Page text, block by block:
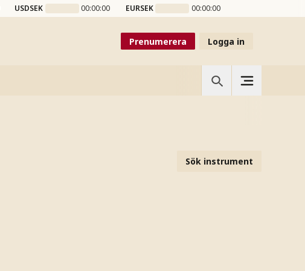
USDSEK 00:00:00 EURSEK 00:00:00
Prenumerera Logga in
Sök instrument